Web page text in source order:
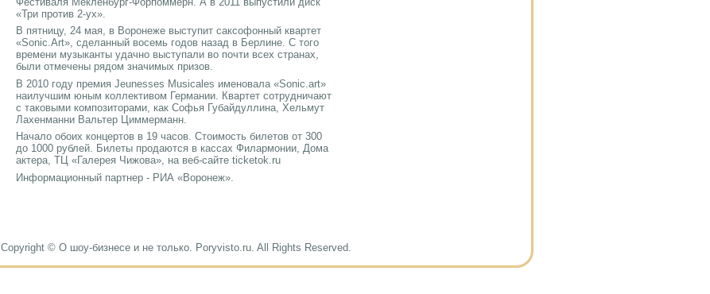
«Три против 2-ух».
В пятницу, 24 мая, в Воронеже выступит саксофонный квартет
«Sonic.Art», сделанный восемь годов назад в Берлине. С того
времени музыканты удачно выступали во почти всех странах,
были отмечены рядом значимых призов.
В 2010 году премия Jeunesses Musicales именовала «Sonic.art»
наилучшим юным коллективом Германии. Квартет сотрудничают
с таковыми композиторами, как Софья Губайдуллина, Хельмут
Лахенманни Вальтер Циммерманн.
Начало обоих концертов в 19 часов. Стоимость билетов от 300
до 1000 рублей. Билеты продаются в кассах Филармонии, Дома
актера, ТЦ «Галерея Чижова», на веб-сайте ticketok.ru
Информационный партнер - РИА «Воронеж».
Copyright © О шоу-бизнесе и не только. Poryvisto.ru. All Rights Reserved.